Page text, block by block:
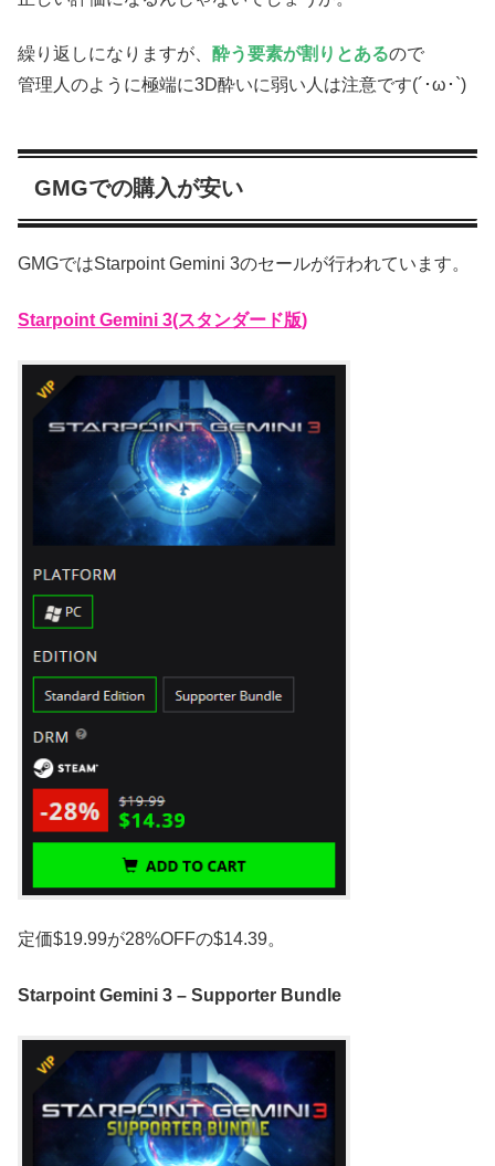
繰り返しになりますが、 酔う要素が割りとあるので
管理人のように極端に3D酔いに弱い人は注意です(´･ω･`)
GMGでの購入が安い
GMGではStarpoint Gemini 3のセールが行われています。
Starpoint Gemini 3(スタンダード版)
定価$19.99が28%OFFの$14.39。
Starpoint Gemini 3 – Supporter Bundle